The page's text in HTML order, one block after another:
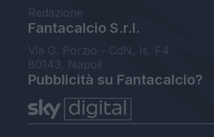
Redazione
Fantacalcio S.r.l.
Via G. Porzio - CdN, Is. F4
80143, Napoli
Pubblicità su Fantacalcio?